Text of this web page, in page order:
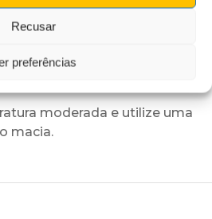
Recusar
preferências
em pequenas séries.
de tonalidade
iluminação ambiente. Para uma
moderada e utilize uma
macia.